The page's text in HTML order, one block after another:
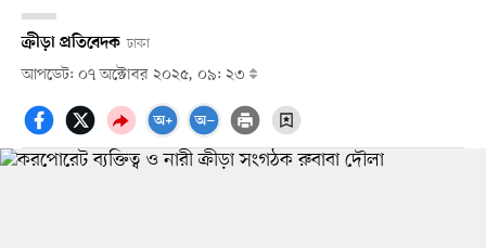
ক্রীড়া প্রতিবেদক ঢাকা
আপডেট: ০৭ অক্টোবর ২০২৫, ০৯: ২৩